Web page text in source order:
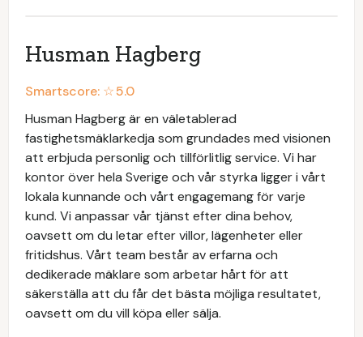
Husman Hagberg
Smartscore: ☆5.0
Husman Hagberg är en väletablerad
fastighetsmäklarkedja som grundades med visionen
att erbjuda personlig och tillförlitlig service. Vi har
kontor över hela Sverige och vår styrka ligger i vårt
lokala kunnande och vårt engagemang för varje
kund. Vi anpassar vår tjänst efter dina behov,
oavsett om du letar efter villor, lägenheter eller
fritidshus. Vårt team består av erfarna och
dedikerade mäklare som arbetar hårt för att
säkerställa att du får det bästa möjliga resultatet,
oavsett om du vill köpa eller sälja.